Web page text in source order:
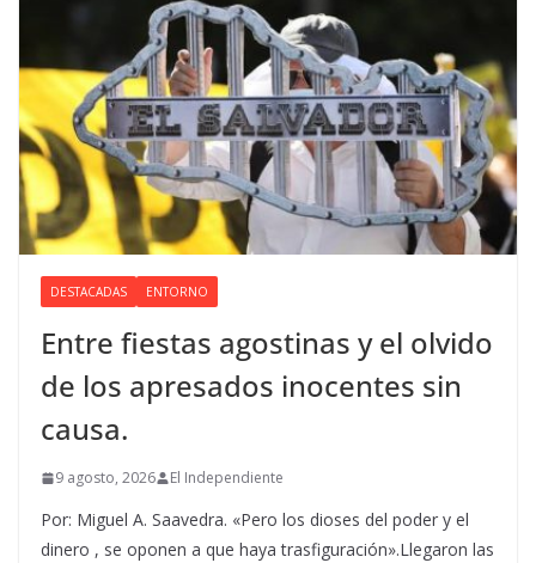
DESTACADAS ENTORNO
Entre fiestas agostinas y el olvido
de los apresados inocentes sin
causa.
9 agosto, 2026 El Independiente
Por: Miguel A. Saavedra. «Pero los dioses del poder y el
dinero , se oponen a que haya trasfiguración».Llegaron las